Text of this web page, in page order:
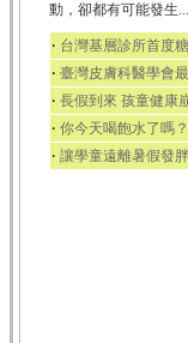
動，卻都有可能發生
‧ 台灣基層診所首度
‧ 臺灣皮膚科醫學會
‧ 長假到來 孩童健康
‧ 你今天喝飽水了嗎
‧ 讓學童遠離暑假發